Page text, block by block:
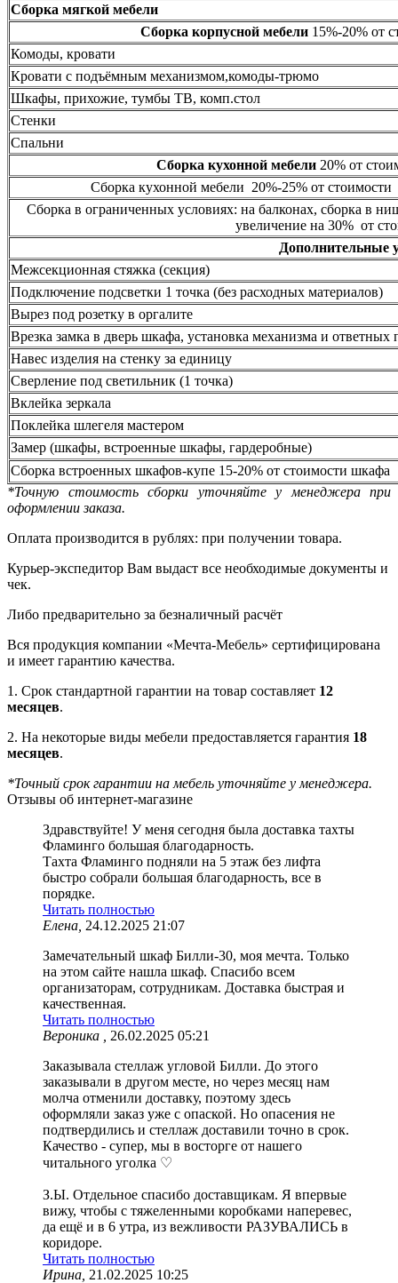
Сборка мягкой мебели
Сборка корпусной мебели15%-20% от
Комоды, кровати
Кровати с подъёмным механизмом,комоды-трюмо
Шкафы, прихожие, тумбы ТВ, комп.стол
Стенки
Спальни
Сборка кухонной мебели20% от
Сборка кухонной мебели 20%-25% от стоимости
Сборка в ограниченных условиях: на балконах, сборка в
увеличение на 30% от
Дополнительные
Межсекционная стяжка (секция)
Подключение подсветки 1 точка (без расходных материалов)
Вырез под розетку в оргалите
Врезка замка в дверь шкафа, установка механизма и ответных
Навес изделия на стенку за единицу
Сверление под светильник (1 точка)
Вклейка зеркала
Поклейка шлегеля мастером
Замер (шкафы, встроенные шкафы, гардеробные)
Сборка встроенных шкафов-купе 15-20% от стоимости шкафа
*Точную стоимость сборки уточняйте у менеджера при
оформлении заказа.
Оплата производится в рублях: при получении товара.
Курьер-экспедитор Вам выдаст все необходимые документы и
чек.
Либо предварительно за безналичный расчёт
Вся продукция компании «Мечта-Мебель» сертифицирована
и имеет гарантию качества.
1. Срок стандартной гарантии на товар составляет 12
месяцев.
2. На некоторые виды мебели предоставляется гарантия 18
месяцев.
*Точный срок гарантии на мебель уточняйте у менеджера.
Отзывы об интернет-магазине
Здравствуйте! У меня сегодня была доставка тахты
Фламинго большая благодарность.
Тахта Фламинго подняли на 5 этаж без лифта
быстро собрали большая благодарность, все в
порядке.
Читать полностью
Елена, 24.12.2025 21:07
Замечательный шкаф Билли-30, моя мечта. Только
на этом сайте нашла шкаф. Спасибо всем
организаторам, сотрудникам. Доставка быстрая и
качественная.
Читать полностью
Вероника ,
26.02.2025 05:21
Заказывала стеллаж угловой Билли. До этого
заказывали в другом месте, но через месяц нам
молча отменили доставку, поэтому здесь
оформляли заказ уже с опаской. Но опасения не
подтвердились и стеллаж доставили точно в срок.
Качество - супер, мы в восторге от нашего
читального уголка ♡
З.Ы. Отдельное спасибо доставщикам. Я впервые
вижу, чтобы с тяжеленными коробками наперевес,
да ещё и в 6 утра, из вежливости РАЗУВАЛИСЬ в
коридоре.
Читать полностью
Ирина, 21.02.2025 10:25